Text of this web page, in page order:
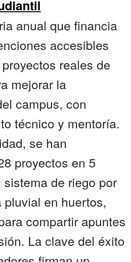
anual que financia
accesibles
reales de
mejorar la
campus, con
técnico y mentoría.
se han
proyectos en 5
de riego por
en huertos,
compartir apuntes
La clave del éxito